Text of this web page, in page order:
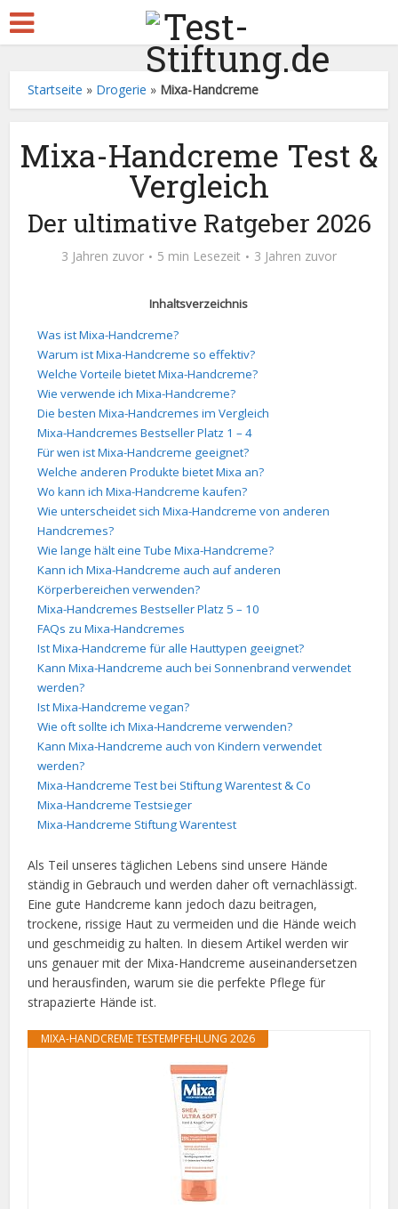
Startseite » Drogerie » Mixa-Handcreme
Mixa-Handcreme Test &
Vergleich
Der ultimative Ratgeber 2026
3 Jahren zuvor 5 min Lesezeit 3 Jahren zuvor
Inhaltsverzeichnis
Was ist Mixa-Handcreme?
Warum ist Mixa-Handcreme so effektiv?
Welche Vorteile bietet Mixa-Handcreme?
Wie verwende ich Mixa-Handcreme?
Die besten Mixa-Handcremes im Vergleich
Mixa-Handcremes Bestseller Platz 1 – 4
Für wen ist Mixa-Handcreme geeignet?
Welche anderen Produkte bietet Mixa an?
Wo kann ich Mixa-Handcreme kaufen?
Wie unterscheidet sich Mixa-Handcreme von anderen
Handcremes?
Wie lange hält eine Tube Mixa-Handcreme?
Kann ich Mixa-Handcreme auch auf anderen
Körperbereichen verwenden?
Mixa-Handcremes Bestseller Platz 5 – 10
FAQs zu Mixa-Handcremes
Ist Mixa-Handcreme für alle Hauttypen geeignet?
Kann Mixa-Handcreme auch bei Sonnenbrand verwendet
werden?
Ist Mixa-Handcreme vegan?
Wie oft sollte ich Mixa-Handcreme verwenden?
Kann Mixa-Handcreme auch von Kindern verwendet
werden?
Mixa-Handcreme Test bei Stiftung Warentest & Co
Mixa-Handcreme Testsieger
Mixa-Handcreme Stiftung Warentest
Als Teil unseres täglichen Lebens sind unsere Hände
ständig in Gebrauch und werden daher oft vernachlässigt.
Eine gute Handcreme kann jedoch dazu beitragen,
trockene, rissige Haut zu vermeiden und die Hände weich
und geschmeidig zu halten. In diesem Artikel werden wir
uns genauer mit der Mixa-Handcreme auseinandersetzen
und herausfinden, warum sie die perfekte Pflege für
strapazierte Hände ist.
MIXA-HANDCREME TESTEMPFEHLUNG 2026